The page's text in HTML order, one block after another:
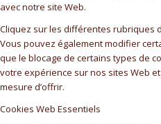
avec notre site Web.
Cliquez sur les différentes rubriques
Vous pouvez également modifier
que le blocage de certains types de
votre expérience sur nos sites Web
mesure d’offrir.
Cookies Web Essentiels